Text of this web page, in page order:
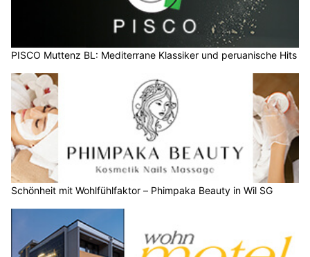
PISCO Muttenz BL: Mediterrane Klassiker und peruanische Hits
Schönheit mit Wohlfühlfaktor – Phimpaka Beauty in Wil SG